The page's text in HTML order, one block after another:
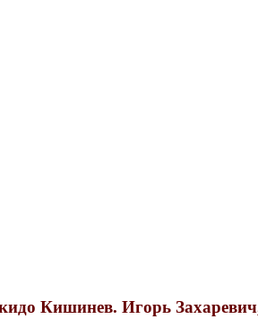
Кишинев. Игорь